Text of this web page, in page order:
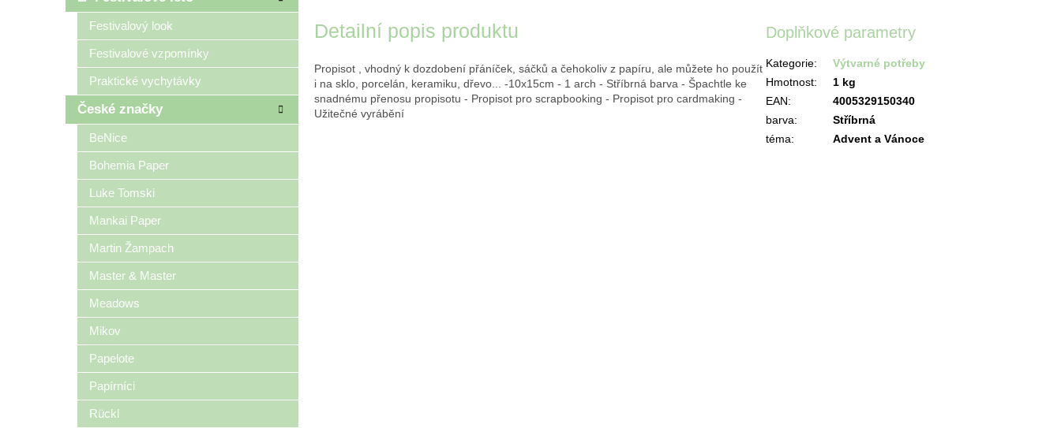
Festivalový look
Festivalové vzpomínky
Praktické vychytávky
České značky
BeNice
Bohemia Paper
Luke Tomski
Mankai Paper
Martin Žampach
Master & Master
Meadows
Mikov
Papelote
Papírníci
Rückl
Detailní popis produktu
Propisot , vhodný k dozdobení přáníček, sáčků a čehokoliv z papíru, ale můžete ho použít
i na sklo, porcelán, keramiku, dřevo... -10x15cm - 1 arch - Stříbrná barva - Špachtle ke
snadnému přenosu propisotu - Propisot pro scrapbooking - Propisot pro cardmaking -
Užitečné vyrábění
Doplňkové parametry
Kategorie:
Výtvarné potřeby
Hmotnost:
1 kg
EAN:
4005329150340
barva:
Stříbrná
téma: Advent a Vánoce